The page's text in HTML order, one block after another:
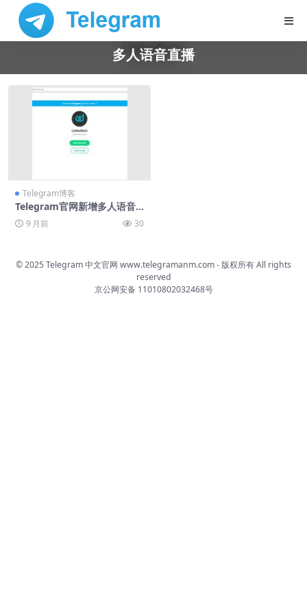
多人语音直播
Telegram博客
Telegram官网新增多人语音
直播功能
9 月前 30
© 2025 Telegram 中文官网 www.telegramanm.com- 版权所有All rights
reserved
京公网安备 11010802032468号